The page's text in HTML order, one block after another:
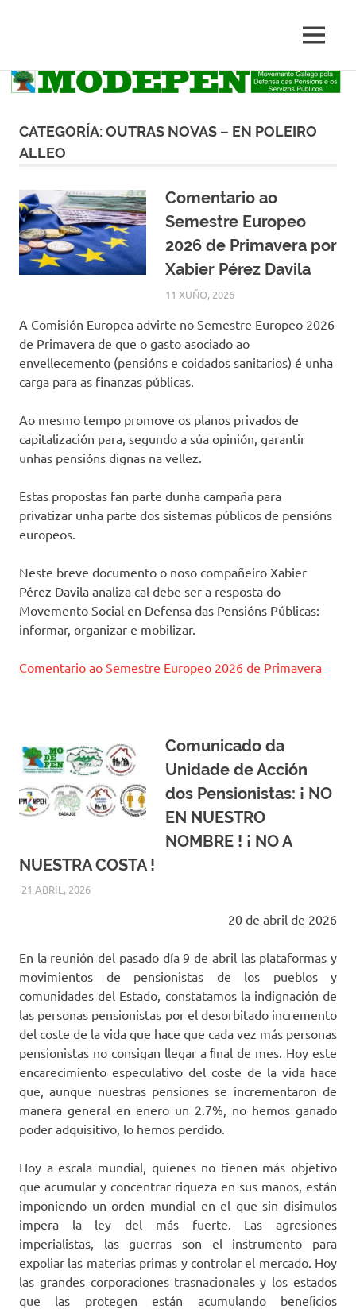
Skip
to
pola
Defensa
Pensións
e
os
Públicos
MENU
CATEGORÍA:OUTRAS NOVAS – EN POLEIRO
ALLEO
Comentario ao
Semestre Europeo
2026 de Primavera por
Xabier Pérez Davila
11 XUÑO, 2026
NOVAS - EN POLEIRO
ALLEO
A Comisión Europea advirte no Semestre Europeo 2026
de Primavera de que o gasto asociado ao
envellecemento (pensións e coidados sanitarios) é unha
carga para as finanzas públicas.
Ao mesmo tempo promove os planos privados de
capitalización para, segundo a súa opinión, garantir
unhas pensións dignas na vellez.
Estas propostas fan parte dunha campaña para
privatizar unha parte dos sistemas públicos de pensións
europeos.
Neste breve documento o noso compañeiro Xabier
Pérez Davila analiza cal debe ser a resposta do
Movemento Social en Defensa das Pensións Públicas:
informar, organizar e mobilizar.
Comentario ao Semestre Europeo 2026 de Primavera
Comunicado da
Unidade de Acción
dos Pensionistas: ¡ NO
EN NUESTRO
NOMBRE ! ¡ NO A
NUESTRA COSTA !
21 ABRIL, 2026MODEPEN
NOVAS DESTACADAS
20 de abril de 2026
En la reunión del pasado día 9 de abril las plataformas y
movimientos de pensionistas de los pueblos y
comunidades del Estado, constatamos la indignación de
las personas pensionistas por el desorbitado incremento
del coste de la vida que hace que cada vez más personas
pensionistas no consigan llegar a ﬁnal de mes. Hoy este
encarecimiento especulativo del coste de la vida hace
que, aunque nuestras pensiones se incrementaron de
manera general en enero un 2.7%, no hemos ganado
poder adquisitivo, lo hemos perdido.
Hoy a escala mundial, quienes no tienen más objetivo
que acumular y concentrar riqueza en sus manos, están
imponiendo un orden mundial en el que sin disimulos
impera la ley del más fuerte. Las agresiones
imperialistas, las guerras son el instrumento para
expoliar las materias primas y controlar el mercado. Hoy
las grandes corporaciones trasnacionales y los estados
que las protegen están acumulando beneﬁcios